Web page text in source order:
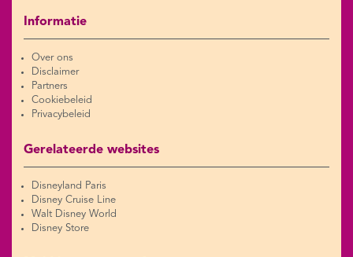
Informatie
Over ons
Disclaimer
Partners
Cookiebeleid
Privacybeleid
Gerelateerde websites
Disneyland Paris
Disney Cruise Line
Walt Disney World
Disney Store